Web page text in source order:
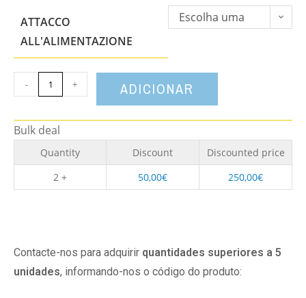
ATTACCO
ALL'ALIMENTAZIONE
Escolha uma
- + ADICIONAR
Bulk deal
Quantity Discount
Discounted price
2 +
50,00€ 250,00€
Contacte-nos para adquirir quantidades superiores a 5
unidades, informando-nos o código do produto: